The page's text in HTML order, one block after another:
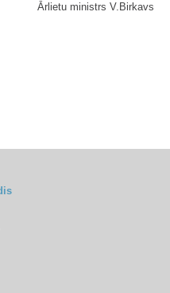
Ārlietu ministrs V.Birkavs